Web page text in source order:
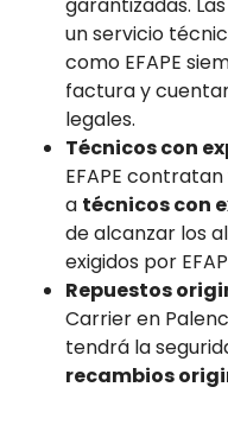
un servicio
como EFAPE
factura y
legales.
Técnicos con
EFAPE
a técnicos con
de alcanzar los
exigidos por
Repuestos
Carrier en
tendrá la
recambios